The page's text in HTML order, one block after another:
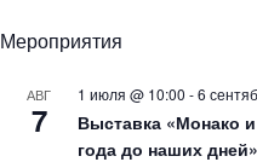
Мероприятия
АВГ
7
1 июля @ 10:00 -6
Выставка «Монако
года до наших дней»